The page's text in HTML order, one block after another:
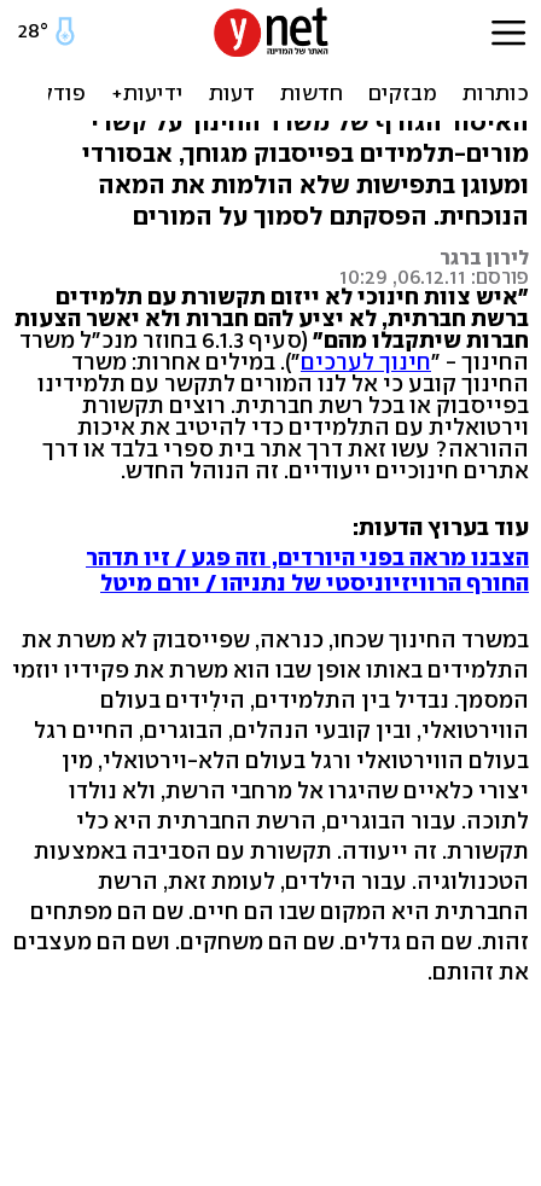
משרד החינוך התנתק
מפייסבוק ומהמציאות
האיסור הגורף של משרד החינוך על קשרי
מורים-תלמידים בפייסבוק מגוחך, אבסורדי
ומעוגן בתפישות שלא הולמות את המאה
הנוכחית. הפסקתם לסמוך על המורים
לירון ברגר
פורסם: 06.12.11, 10:29
"איש צוות חינוכי לא ייזום תקשורת עם תלמידים
ברשת חברתית, לא יציע להם חברות ולא יאשר הצעות
חברות שיתקבלו מהם" (סעיף 6.1.3 בחוזר מנכ"ל משרד
החינוך - "חינוך לערכים"). במילים אחרות: משרד
החינוך קובע כי אל לנו המורים לתקשר עם תלמידינו
בפייסבוק או בכל רשת חברתית. רוצים תקשורת
וירטואלית עם התלמידים כדי להיטיב את איכות
ההוראה? עשו זאת דרך אתר בית ספרי בלבד או דרך
אתרים חינוכיים ייעודיים. זה הנוהל החדש.
עוד בערוץ הדעות:
הצבנו מראה בפני היורדים, וזה פגע / זיו תדהר
החורף הרוויזיוניסטי של נתניהו / יורם מיטל
במשרד החינוך שכחו, כנראה, שפייסבוק לא משרת את
התלמידים באותו אופן שבו הוא משרת את פקידיו יוזמי
המסמך. נבדיל בין התלמידים, הילִידים בעולם
הווירטואלי, ובין קובעי הנהלים, הבוגרים, החיים רגל
בעולם הווירטואלי ורגל בעולם הלא-וירטואלי, מין
יצורי כלאיים שהיגרו אל מרחבי הרשת, ולא נולדו
לתוכה. עבור הבוגרים, הרשת החברתית היא כלי
תקשורת. זה ייעודה. תקשורת עם הסביבה באמצעות
הטכנולוגיה. עבור הילדים, לעומת זאת, הרשת
החברתית היא המקום שבו הם חיים. שם הם מפתחים
זהות. שם הם גדלים. שם הם משחקים. ושם הם מעצבים
את זהותם.